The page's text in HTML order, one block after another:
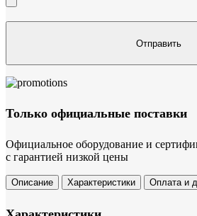
Только официальные поставки
Официальное оборудование и
с гарантией низкой цены
Описание Характеристики Оплата и